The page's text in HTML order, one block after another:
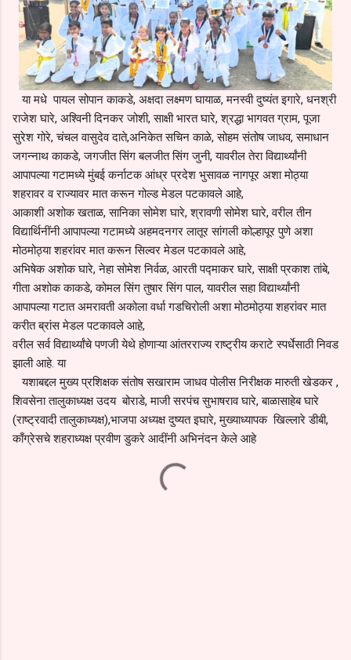
या मधे पायल सोपान काकडे, अक्षदा लक्ष्मण घायाळ, मनस्वी दुष्यंत इगारे, धनश्री
राजेश घारे, अश्विनी दिनकर जोशी, साक्षी भारत घारे, श्रद्धा भागवत ग्राम, पूजा
सुरेश गोरे, चंचल वासुदेव दाते,अनिकेत सचिन काळे, सोहम संतोष जाधव, समाधान
जगन्नाथ काकडे, जगजीत सिंग बलजीत सिंग जुनी, यावरील तेरा विद्यार्थ्यांनी
आपापल्या गटामध्ये मुंबई कर्नाटक आंध्र प्रदेश भुसावळ नागपूर अशा मोठ्या
शहरावर व राज्यावर मात करून गोल्ड मेडल पटकावले आहे,
आकाशी अशोक खताळ, सानिका सोमेश घारे, श्रावणी सोमेश घारे, वरील तीन
विद्यार्थिनींनी आपापल्या गटामध्ये अहमदनगर लातूर सांगली कोल्हापूर पुणे अशा
मोठमोठ्या शहरांवर मात करून सिल्वर मेडल पटकावले आहे,
अभिषेक अशोक घारे, नेहा सोमेश निर्वळ, आरती पद्माकर घारे, साक्षी प्रकाश तांबे,
गीता अशोक काकडे, कोमल सिंग तुषार सिंग पाल, यावरील सहा विद्यार्थ्यांनी
आपापल्या गटात अमरावती अकोला वर्धा गडचिरोली अशा मोठमोठ्या शहरांवर मात
करीत ब्रांस मेडल पटकावले आहे,
वरील सर्व विद्यार्थ्यांचे पणजी येथे होणाऱ्या आंतरराज्य राष्ट्रीय कराटे स्पर्धेसाठी निवड
झाली आहे. या
यशाबद्दल मुख्य प्रशिक्षक संतोष सखाराम जाधव पोलीस निरीक्षक मारुती खेडकर ,
शिवसेना तालुकाध्यक्ष उदय बोराडे, माजी सरपंच सुभाषराव घारे, बाळासाहेब घारे
(राष्ट्रवादी तालुकाध्यक्ष),भाजपा अध्यक्ष दुष्यत इघारे, मुख्याध्यापक खिल्लारे डीबी,
काँग्रेसचे शहराध्यक्ष प्रवीण डुकरे आदींनी अभिनंदन केले आहे